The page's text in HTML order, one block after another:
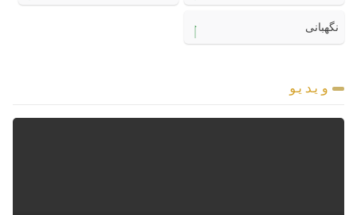
نگهبانی
ویدیو